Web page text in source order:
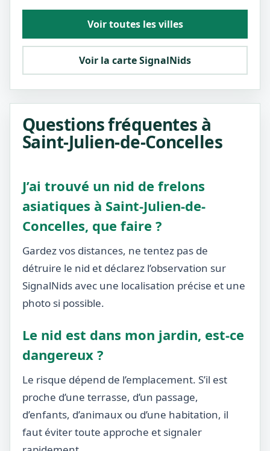
Voir toutes les villes
Voir la carte SignalNids
Questions fréquentes à
Saint-Julien-de-Concelles
J’ai trouvé un nid de frelons
asiatiques à Saint-Julien-de-
Concelles, que faire ?
Gardez vos distances, ne tentez pas de
détruire le nid et déclarez l’observation sur
SignalNids avec une localisation précise et une
photo si possible.
Le nid est dans mon jardin, est-ce
dangereux ?
Le risque dépend de l’emplacement. S’il est
proche d’une terrasse, d’un passage,
d’enfants, d’animaux ou d’une habitation, il
faut éviter toute approche et signaler